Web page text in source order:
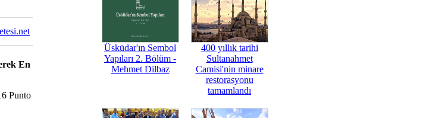
En
Üsküdar'ın Sembol
Yapıları 2. Bölüm -
Mehmet Dilbaz
400 yıllık tarihi
Sultanahmet
Camisi'nin minare
restorasyonu
tamamlandı